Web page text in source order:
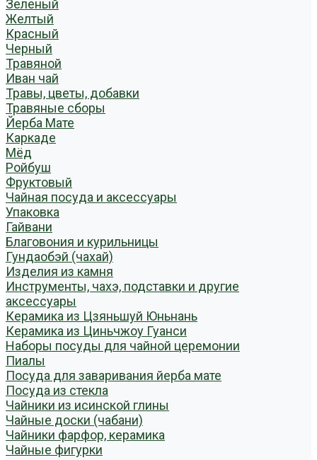
Зеленый
Желтый
Красный
Черный
Травяной
Иван чай
Травы, цветы, добавки
Травяные сборы
Йерба Мате
Каркаде
Мёд
Ройбуш
Фруктовый
Чайная посуда и аксессуары
Упаковка
Гайвани
Благовония и курильницы
Гундаобэй (чахай)
Изделия из камня
Инструменты, чахэ, подставки и другие
аксессуары
Керамика из Цзяньшуй Юньнань
Керамика из Циньчжоу Гуанси
Наборы посуды для чайной церемонии
Пиалы
Посуда для заваривания йерба мате
Посуда из стекла
Чайники из исинской глины
Чайные доски (чабани)
Чайники фарфор, керамика
Чайные фигурки